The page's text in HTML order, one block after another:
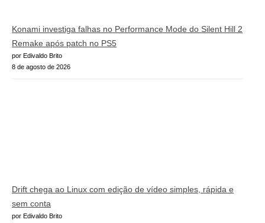
Konami investiga falhas no Performance Mode do Silent Hill 2
Remake após patch no PS5
por Edivaldo Brito
8 de agosto de 2026
Drift chega ao Linux com edição de vídeo simples, rápida e
sem conta
por Edivaldo Brito